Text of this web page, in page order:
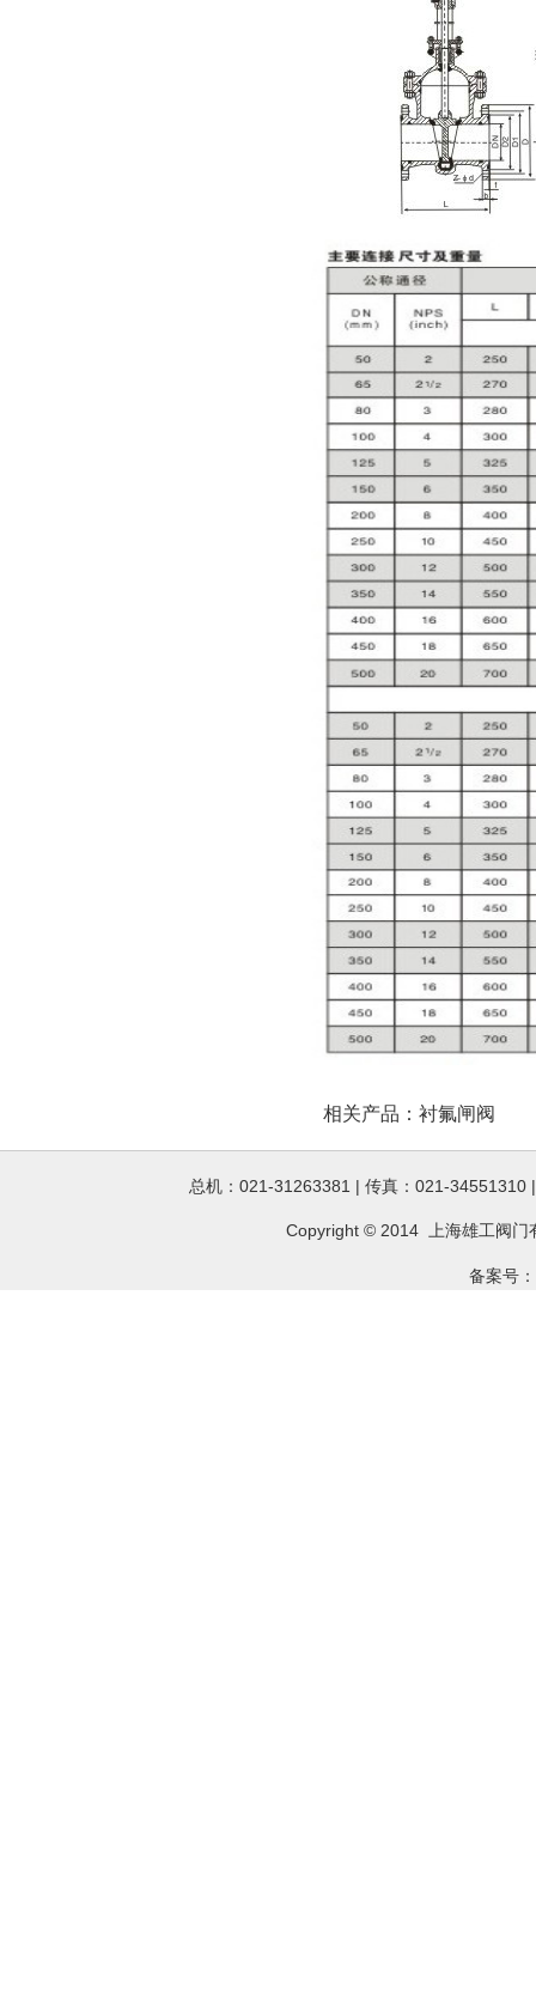
相关产品： 衬氟闸阀
总机：021-31263381 | 传真：021-
Copyright © 2014 上海雄工阀门
备案号